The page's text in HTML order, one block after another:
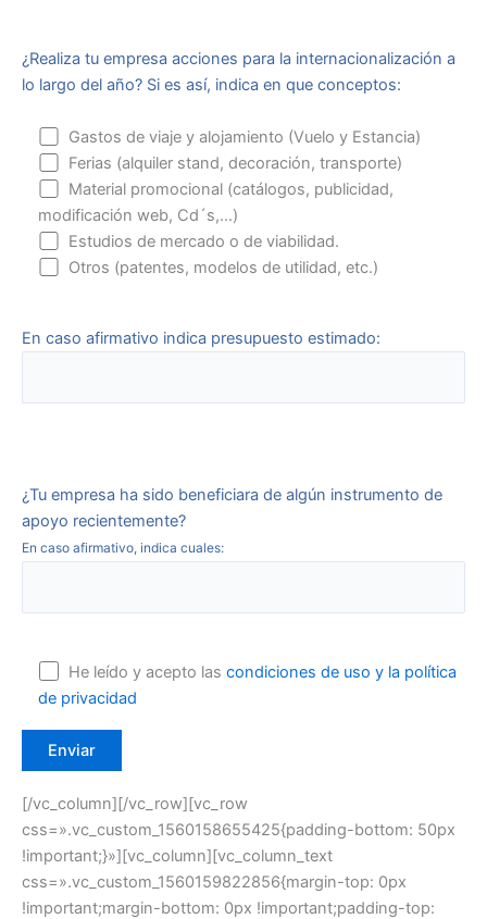
¿Realiza tu empresa acciones para la internacionalización a
lo largo del año? Si es así, indica en que conceptos:
Gastos de viaje y alojamiento (Vuelo y Estancia)
Ferias (alquiler stand, decoración, transporte)
Material promocional (catálogos, publicidad,
modificación web, Cd´s,...)
Estudios de mercado o de viabilidad.
Otros (patentes, modelos de utilidad, etc.)
En caso afirmativo indica presupuesto estimado:
¿Tu empresa ha sido beneficiara de algún instrumento de
apoyo recientemente?
En caso afirmativo, indica cuales:
He leído y acepto las condiciones de uso y la política
de privacidad
[/vc_column][/vc_row][vc_row
css=».vc_custom_1560158655425{padding-bottom: 50px
!important;}»][vc_column][vc_column_text
css=».vc_custom_1560159822856{margin-top: 0px
!important;margin-bottom: 0px !important;padding-top: